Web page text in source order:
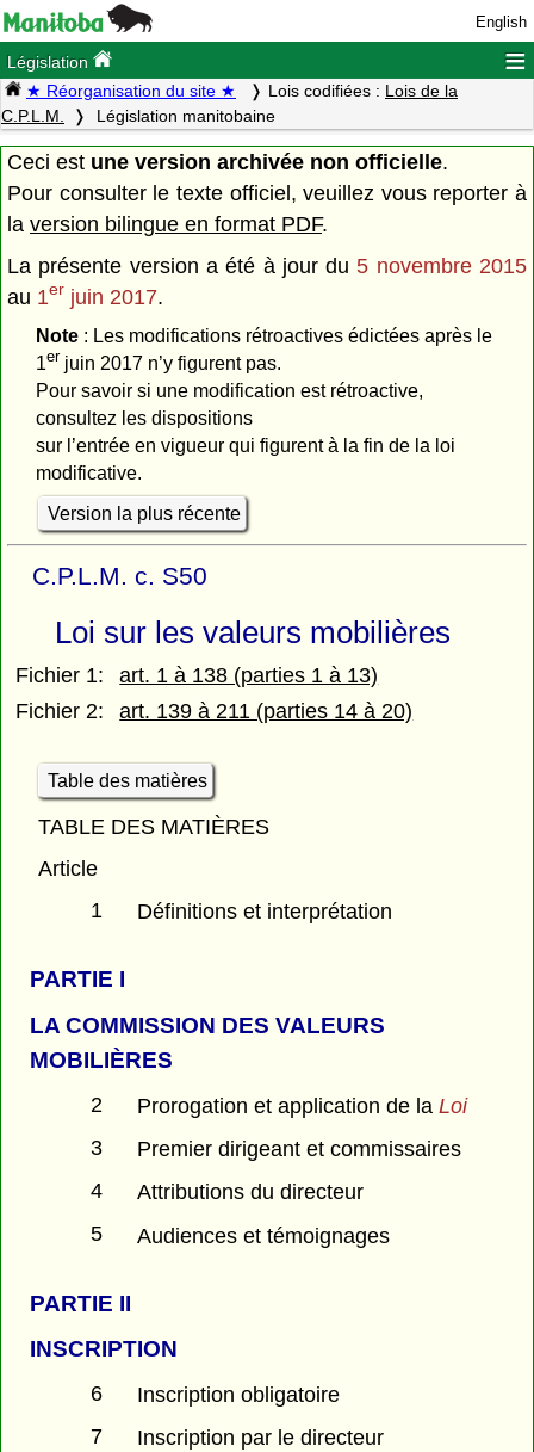
English
Législation ≡
★ Réorganisation du site ★ Lois codifiées : Lois de la
C.P.L.M.
Législation manitobaine
Ceci est une version archivée non officielle.
Pour consulter le texte officiel, veuillez vous reporter à
la version bilingue en format PDF.
La présente version a été à jour du 5 novembre 2015
au 1er juin 2017.
Note: Les modifications rétroactives édictées après le
1er juin 2017 n’y figurent pas.
Pour savoir si une modification est rétroactive,
consultez les dispositions
sur l’entrée en vigueur qui figurent à la fin de la loi
modificative.
Version la plus récente
C.P.L.M. c. S50
Loi sur les valeurs mobilières
Fichier 1:
art. 1 à 138 (parties 1 à 13)
Fichier 2:
art. 139 à 211 (parties 14 à 20)
Table des matières
TABLE DES MATIÈRES
Article
1
Définitions et interprétation
PARTIE I
LA COMMISSION DES VALEURS
MOBILIÈRES
2 Prorogation et application de laLoi
3
Premier dirigeant et commissaires
4
Attributions du directeur
5
Audiences et témoignages
PARTIE II
INSCRIPTION
6
Inscription obligatoire
7
Inscription par le directeur